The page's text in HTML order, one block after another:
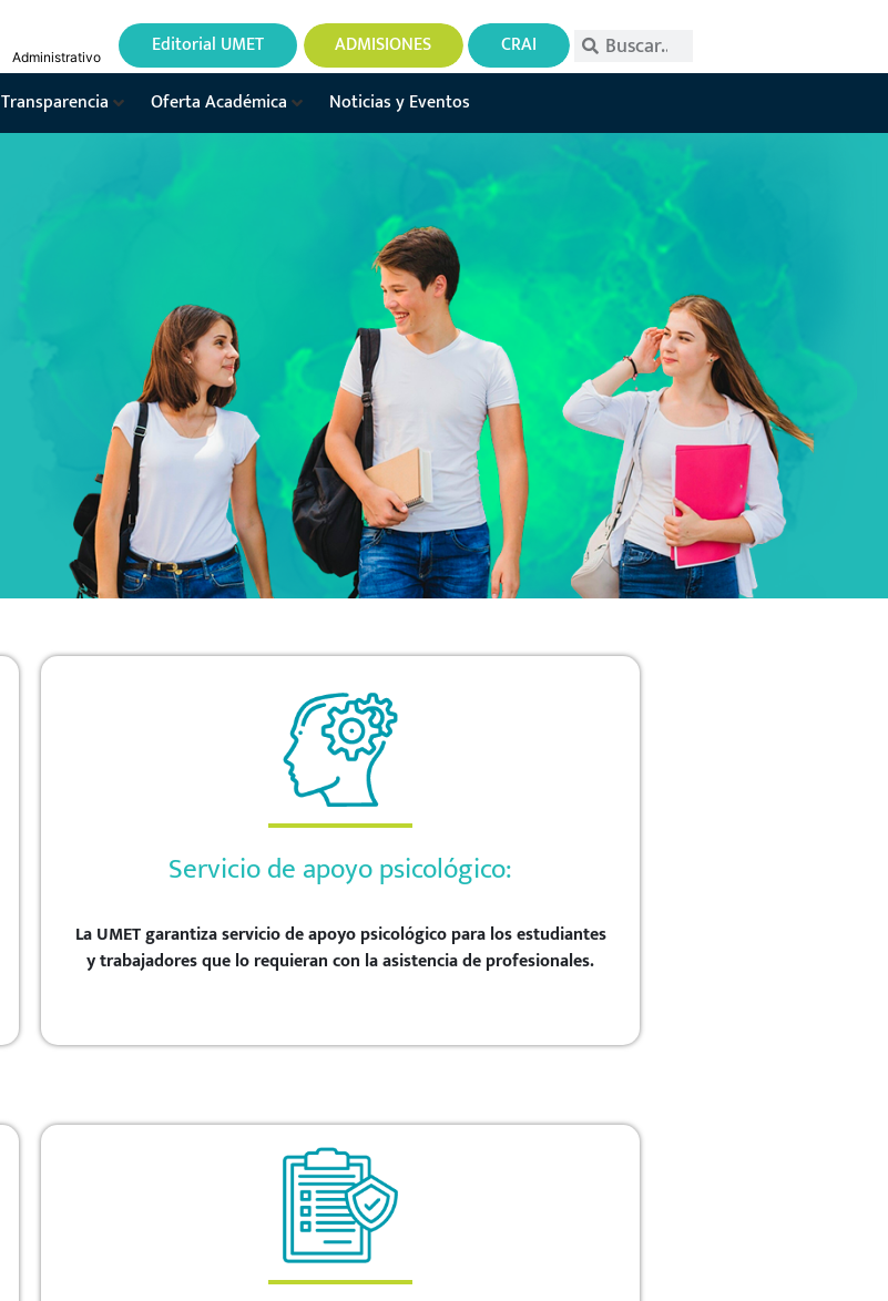
Administrativo Editorial UMET ADMISIONES
CRAI
Transparencia Oferta Académica Noticias y Eventos
Servicio de apoyo psicológico:
La UMET garantiza servicio de apoyo psicológico para los estudiantes
y trabajadores que lo requieran con la asistencia de profesionales.